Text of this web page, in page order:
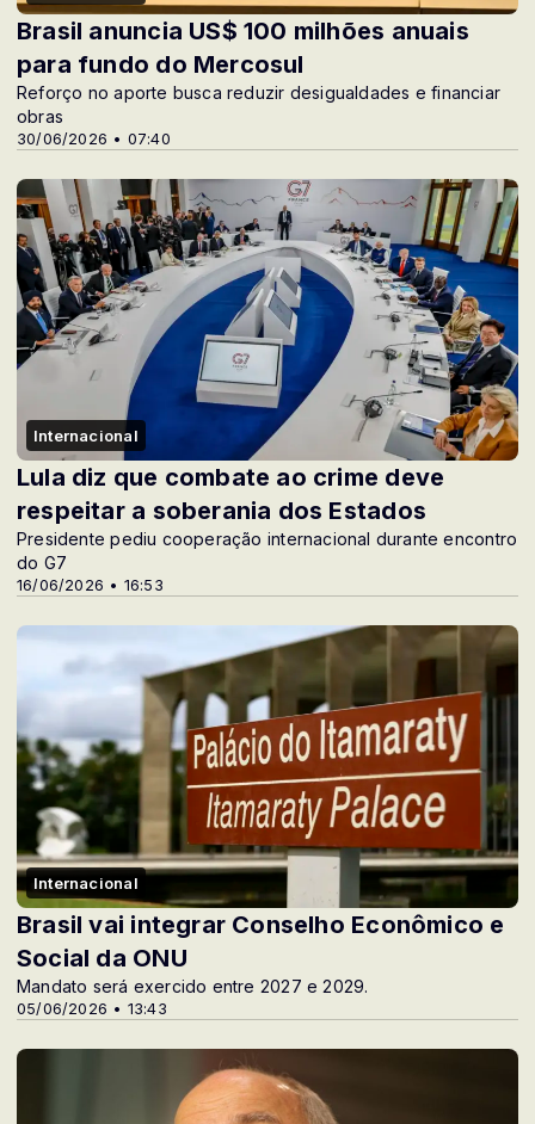
30/06/2026 • 07:40
Brasil anuncia US$ 100 milhões anuais
para fundo do Mercosul
Reforço no aporte busca reduzir desigualdades e financiar
obras
Internacional
16/06/2026 • 16:53
Lula diz que combate ao crime deve
respeitar a soberania dos Estados
Presidente pediu cooperação internacional durante encontro
do G7
Internacional
05/06/2026 • 13:43
Brasil vai integrar Conselho Econômico e
Social da ONU
Mandato será exercido entre 2027 e 2029.